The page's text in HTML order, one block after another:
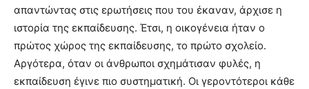
απαντώντας στις ερωτήσεις που του έκαναν, άρχισε η
ιστορία της εκπαίδευσης. Έτσι, η οικογένεια ήταν ο
πρώτος χώρος της εκπαίδευσης, το πρώτο σχολείο.
Αργότερα, όταν οι άνθρωποι σχημάτισαν φυλές, η
εκπαίδευση έγινε πιο συστηματική. Οι γεροντότεροι κάθε